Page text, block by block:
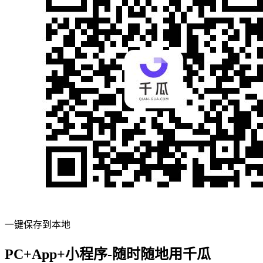
一键保存到本地
PC+App+小程序-随时随地用千瓜